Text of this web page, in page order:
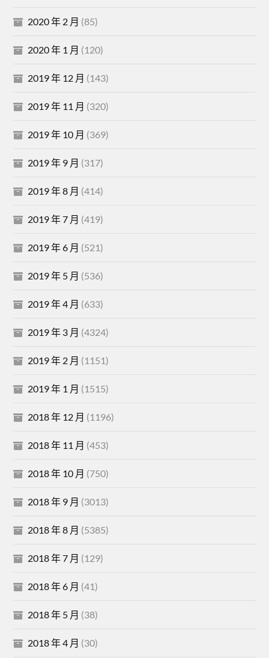
2020 年 2 月 (85)
2020 年 1 月 (120)
2019 年 12 月 (143)
2019 年 11 月 (320)
2019 年 10 月 (369)
2019 年 9 月 (317)
2019 年 8 月 (414)
2019 年 7 月 (419)
2019 年 6 月 (521)
2019 年 5 月 (536)
2019 年 4 月 (633)
2019 年 3 月 (4324)
2019 年 2 月 (1151)
2019 年 1 月 (1515)
2018 年 12 月 (1196)
2018 年 11 月 (453)
2018 年 10 月 (750)
2018 年 9 月 (3013)
2018 年 8 月 (5385)
2018 年 7 月 (129)
2018 年 6 月 (41)
2018 年 5 月 (38)
2018 年 4 月 (30)